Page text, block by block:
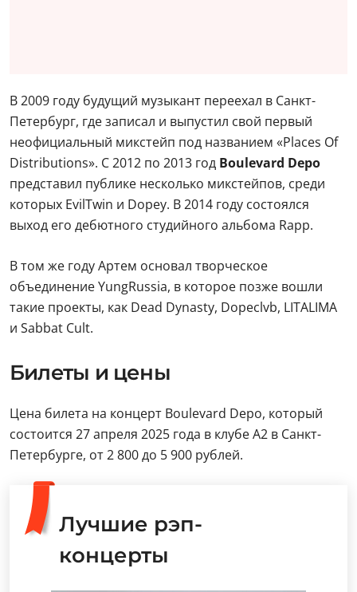
В 2009 году будущий музыкант переехал в Санкт-
Петербург, где записал и выпустил свой первый
неофициальный микстейп под названием «Places Of
Distributions». С 2012 по 2013 год Boulevard Depo
представил публике несколько микстейпов, среди
которых EvilTwin и Dopey. В 2014 году состоялся
выход его дебютного студийного альбома Rapp.
В том же году Артем основал творческое
объединение YungRussia, в которое позже вошли
такие проекты, как Dead Dynasty, Dopeclvb, LITALIMA
и Sabbat Cult.
Билеты и цены
Цена билета на концерт Boulevard Depo, который
состоится 27 апреля 2025 года в клубе А2 в Санкт-
Петербурге, от 2 800 до 5 900 рублей.
Лучшие рэп-
концерты